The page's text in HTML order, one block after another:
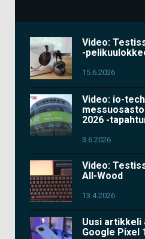
Video:
-
15.6.2026
Video: io-
2026 -
3.6.2026
Video:
All-Wood
13.4.2026
Uusi artikkeli
Google Pixel